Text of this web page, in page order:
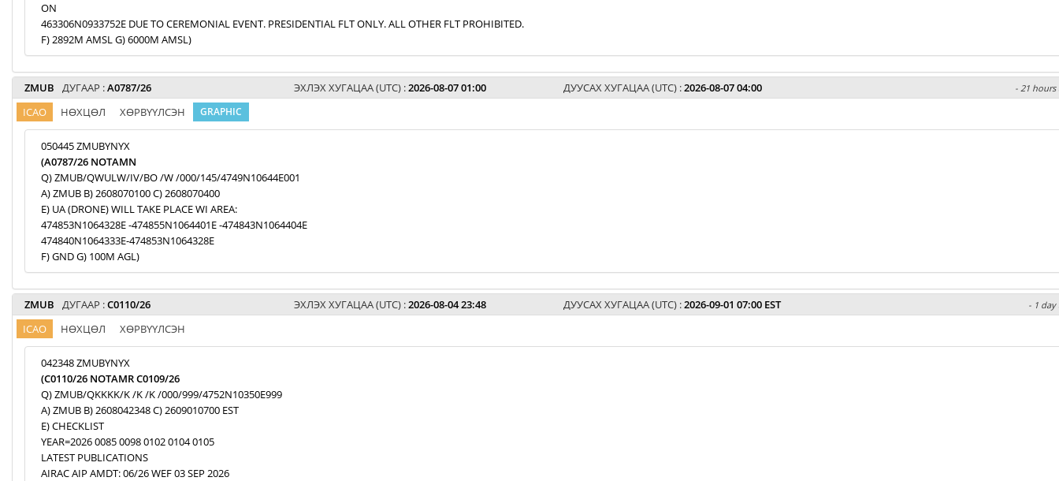
ON
463306N0933752E DUE TO CEREMONIAL EVENT. PRESIDENTIAL FLT ONLY. ALL OTHER FLT PROHIBITED.
F) 2892M AMSL G) 6000M AMSL)
ZMUB ДУГААР :A0787/26 ЭХЛЭХ ХУГАЦАА (UTC) :2026-08-07 01:00 ДУУСАХ ХУГАЦАА (UTC) :2026-08-07 04:00 - 21 hours
ICAO НӨХЦӨЛ ХӨРВҮҮЛСЭН GRAPHIC
050445 ZMUBYNYX
(A0787/26 NOTAMN
Q) ZMUB/QWULW/IV/BO /W /000/145/4749N10644E001
A) ZMUB B) 2608070100 C) 2608070400
E) UA (DRONE) WILL TAKE PLACE WI AREA:
474853N1064328E -474855N1064401E -474843N1064404E
474840N1064333E-474853N1064328E
F) GND G) 100M AGL)
ZMUB ДУГААР :C0110/26 ЭХЛЭХ ХУГАЦАА (UTC) :2026-08-04 23:48 ДУУСАХ ХУГАЦАА (UTC) :2026-09-01 07:00 EST - 1 day
ICAO НӨХЦӨЛ ХӨРВҮҮЛСЭН
042348 ZMUBYNYX
(C0110/26 NOTAMR C0109/26
Q) ZMUB/QKKKK/K /K /K /000/999/4752N10350E999
A) ZMUB B) 2608042348 C) 2609010700 EST
E) CHECKLIST
YEAR=2026 0085 0098 0102 0104 0105
LATEST PUBLICATIONS
AIRAC AIP AMDT: 06/26 WEF 03 SEP 2026